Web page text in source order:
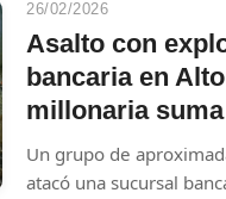
26/02/2026
Asalto con
bancaria en
millonaria suma
Un grupo de
atacó una sucursal